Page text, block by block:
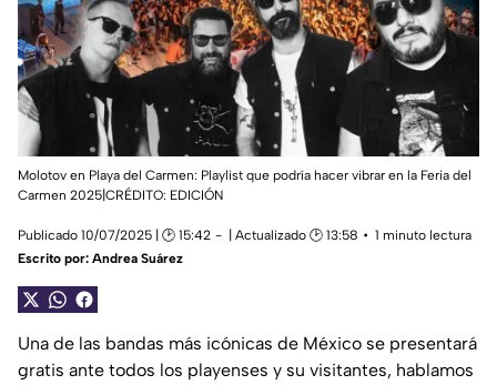
Molotov en Playa del Carmen: Playlist que podría hacer vibrar en la Feria del
Carmen 2025|CRÉDITO: EDICIÓN
Publicado 10/07/2025 | 🕑 15:42 | Actualizado 🕑 13:58
1 minuto lectura
Escrito por: Andrea Suárez
Una de las bandas más icónicas de México se presentará
gratis ante todos los playenses y su visitantes, hablamos